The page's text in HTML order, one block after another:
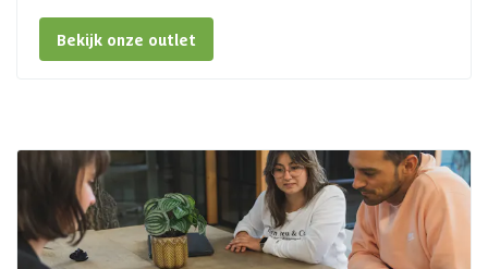
Bekijk onze outlet